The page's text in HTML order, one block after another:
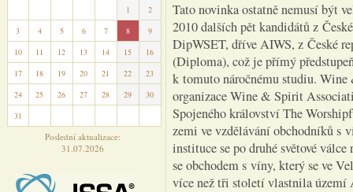
1
2
3
4 5 6 7 8
9
10
11 12 13 14 15
16
17
18 19 20 21 22
23
24
25 26 27 28 29
30
31
Poslední aktualizace:
31.07.2026
Tato novinka ostatně nemusí být
2010 dalších pět kandidátů z
DipWSET, dříve AIWS, z České
(Diploma), což je přímý
k tomuto náročnému studiu.
organizace Wine & Spirit
Spojeného království The
zemi ve vzdělávání obchodníků s
instituce se po druhé světové
se obchodem s víny, který se ve
více než tři století vlastnila území